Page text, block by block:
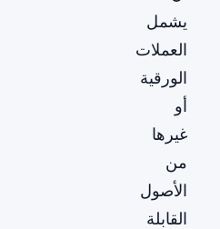
يشمل
العملات
الورقية
أو
غيرها
من
الأصول
القابلة